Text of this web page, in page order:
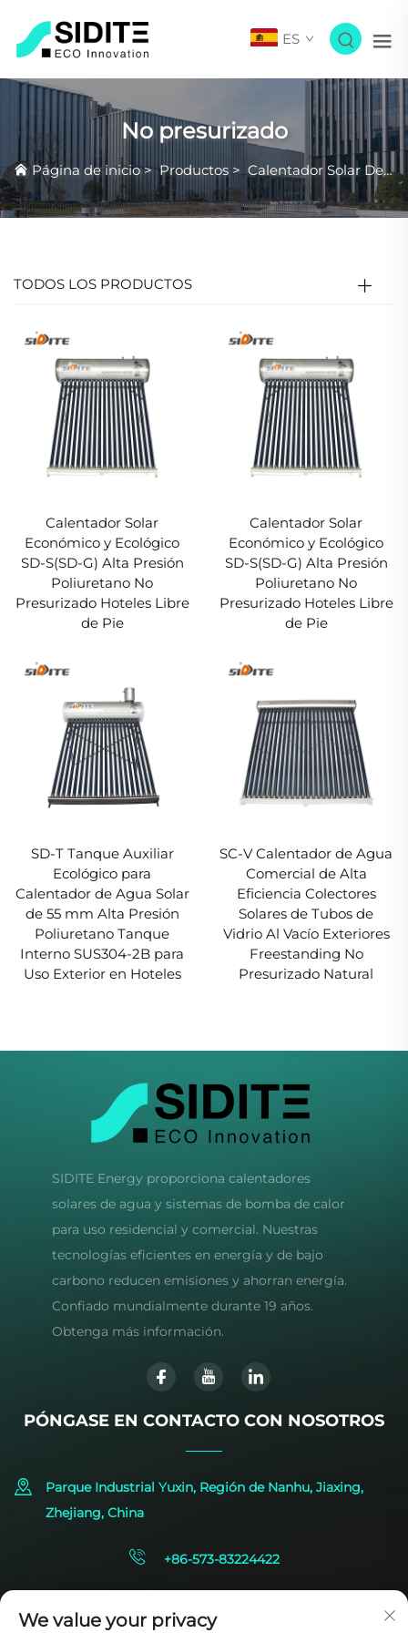
ES
No presurizado
Página de inicio>Productos >Calentador Solar De Agua
TODOS LOS PRODUCTOS
Calentador Solar
Económico y Ecológico
SD-S(SD-G) Alta Presión
Poliuretano No
Presurizado Hoteles Libre
de Pie
Calentador Solar
Económico y Ecológico
SD-S(SD-G) Alta Presión
Poliuretano No
Presurizado Hoteles Libre
de Pie
SD-T Tanque Auxiliar
Ecológico para
Calentador de Agua Solar
de 55 mm Alta Presión
Poliuretano Tanque
Interno SUS304-2B para
Uso Exterior en Hoteles
SC-V Calentador de Agua
Comercial de Alta
Eficiencia Colectores
Solares de Tubos de
Vidrio Al Vacío Exteriores
Freestanding No
Presurizado Natural
SIDITE Energy proporciona calentadores
solares de agua y sistemas de bomba de calor
para uso residencial y comercial. Nuestras
tecnologías eficientes en energía y de bajo
carbono reducen emisiones y ahorran energía.
Confiado mundialmente durante 19 años.
Obtenga más información.
PÓNGASE EN CONTACTO CON NOSOTROS
Parque Industrial Yuxin, Región de Nanhu, Jiaxing,
Zhejiang, China
+86-573-83224422
We value your privacy